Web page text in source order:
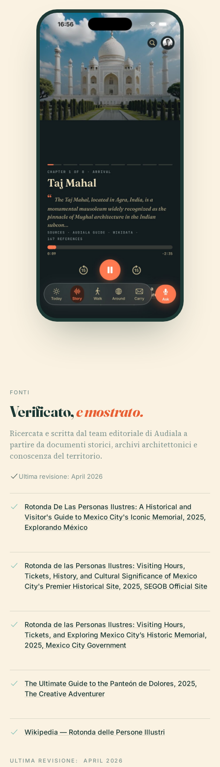
FONTI
Verificato,e mostrato.
Ricercata e scritta dal team editoriale di Audiala a
partire da documenti storici, archivi architettonici e
conoscenza del territorio.
Ultima revisione: April 2026
Rotonda De Las Personas Ilustres: A Historical and
Visitor's Guide to Mexico City's Iconic Memorial, 2025,
Explorando México
Rotonda de las Personas Ilustres: Visiting Hours,
Tickets, History, and Cultural Significance of Mexico
City's Premier Historical Site, 2025, SEGOB Official Site
Rotonda de las Personas Ilustres: Visiting Hours,
Tickets, and Exploring Mexico City’s Historic Memorial,
2025, Mexico City Government
The Ultimate Guide to the Panteón de Dolores, 2025,
The Creative Adventurer
Wikipedia — Rotonda delle Persone Illustri
ULTIMA REVISIONE: APRIL 2026